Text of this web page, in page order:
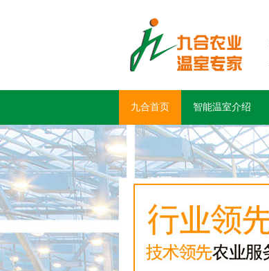
九合首页 智能温室介绍